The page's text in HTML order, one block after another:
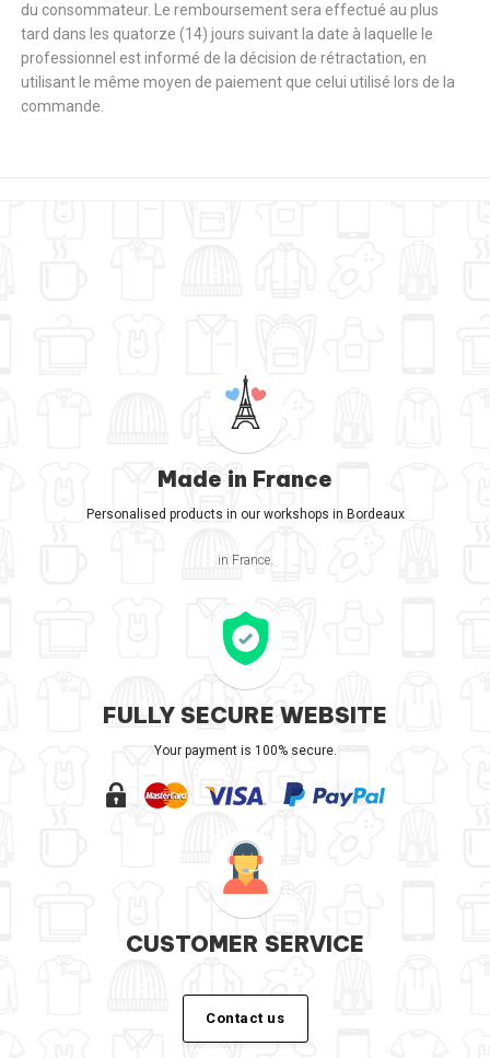
du consommateur. Le remboursement sera effectué au plus
tard dans les quatorze (14) jours suivant la date à laquelle le
professionnel est informé de la décision de rétractation, en
utilisant le même moyen de paiement que celui utilisé lors de la
commande.
Made in France
Personalised products in our workshops in Bordeaux
in France.
FULLY SECURE WEBSITE
Your payment is 100% secure.
CUSTOMER SERVICE
Contact us